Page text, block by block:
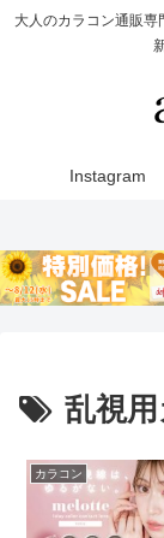
大人のカラコン通販
Instagram
乱視
カラコン